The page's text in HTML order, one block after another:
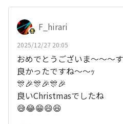
F_hirari
2025/12/27 20:05
おめでとうございま～～～
良かったですね〜〜ｯ
🎊🎉🎊🎉🎊🎉
良いChristmasでしたね
😅😂😁😄😆